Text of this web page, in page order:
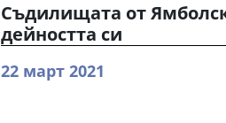
Съдилищата от
дейността си
22 март 2021